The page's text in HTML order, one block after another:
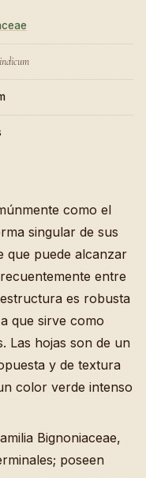
como el
singular de sus
que puede alcanzar
entre
es robusta
que sirve como
Las hojas son de un
y de textura
color verde intenso
Bignoniaceae,
poseen